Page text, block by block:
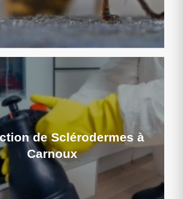
de Sclérodermes à
Carnoux